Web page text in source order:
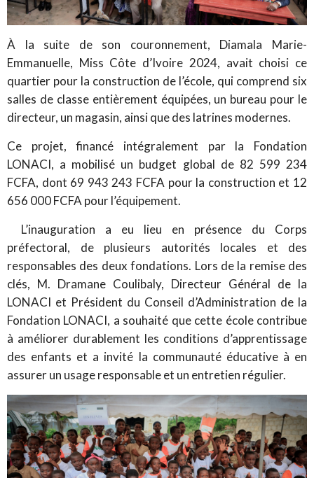
À la suite de son couronnement, Diamala Marie-
Emmanuelle, Miss Côte d’Ivoire 2024, avait choisi ce
quartier pour la construction de l’école, qui comprend six
salles de classe entièrement équipées, un bureau pour le
directeur, un magasin, ainsi que des latrines modernes.
Ce projet, financé intégralement par la Fondation
LONACI, a mobilisé un budget global de 82 599 234
FCFA, dont 69 943 243 FCFA pour la construction et 12
656 000 FCFA pour l’équipement.
L’inauguration a eu lieu en présence du Corps
préfectoral, de plusieurs autorités locales et des
responsables des deux fondations. Lors de la remise des
clés, M. Dramane Coulibaly, Directeur Général de la
LONACI et Président du Conseil d’Administration de la
Fondation LONACI, a souhaité que cette école contribue
à améliorer durablement les conditions d’apprentissage
des enfants et a invité la communauté éducative à en
assurer un usage responsable et un entretien régulier.